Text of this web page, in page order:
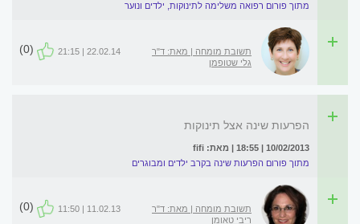
מתוך פורום רפואה משלימה לתינוקות, ילדים ונוער
תשובת מומחה | מאת: ד"ר
גלי שטופמן
22.02.14 | 21:15
(0)
הפרעות שינה אצל תינוקות
10/02/2013 | 18:55 | מאת: fifi
מתוך פורום הפרעות שינה בקרב ילדים ומבוגרים
תשובת מומחה | מאת: ד"ר
ריבי טאומן
11.02.13 | 11:50
(0)